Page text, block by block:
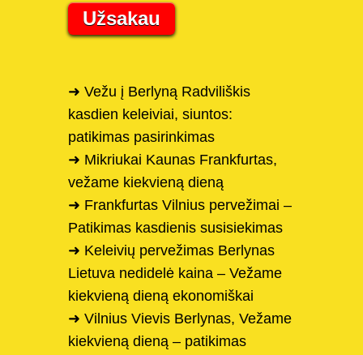
Užsakau
➜ Vežu į Berlyną Radviliškis
kasdien keleiviai, siuntos:
patikimas pasirinkimas
➜ Mikriukai Kaunas Frankfurtas,
vežame kiekvieną dieną
➜ Frankfurtas Vilnius pervežimai –
Patikimas kasdienis susisiekimas
➜ Keleivių pervežimas Berlynas
Lietuva nedidelė kaina – Vežame
kiekvieną dieną ekonomiškai
➜ Vilnius Vievis Berlynas, Vežame
kiekvieną dieną – patikimas